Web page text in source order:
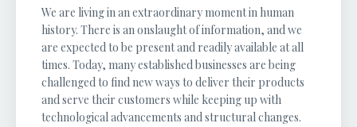
We are living in an extraordinary moment in human
history. There is an onslaught of information, and we
are expected to be present and readily available at all
times. Today, many established businesses are being
challenged to find new ways to deliver their products
and serve their customers while keeping up with
technological advancements and structural changes.